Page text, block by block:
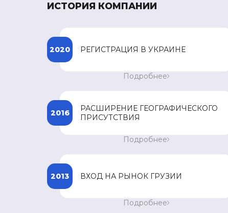
ИСТОРИЯ КОМПАНИИ
РЕГИСТРАЦИЯ В УКРАИНЕ
2020
Начало процесса регистрации препаратов
Подробнее
РАСШИРЕНИЕ ГЕОГРАФИЧЕСКОГО
ПРИСУТСТВИЯ
2016
Расширение географического присутствия в
Подробнее
ВХОД НА РЫНОК ГРУЗИИ
2013
Более 50 зарегистрированных наименований
Подробнее